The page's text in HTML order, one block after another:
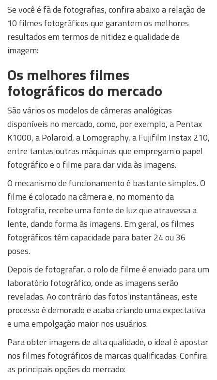
Se você é fã de fotografias, confira abaixo a relação de
10 filmes fotográficos que garantem os melhores
resultados em termos de nitidez e qualidade de
imagem:
Os melhores filmes
fotográficos do mercado
São vários os modelos de câmeras analógicas
disponíveis no mercado, como, por exemplo, a Pentax
K1000, a Polaroid, a Lomography, a Fujifilm Instax 210,
entre tantas outras máquinas que empregam o papel
fotográfico e o filme para dar vida às imagens.
O mecanismo de funcionamento é bastante simples. O
filme é colocado na câmera e, no momento da
fotografia, recebe uma fonte de luz que atravessa a
lente, dando forma às imagens. Em geral, os filmes
fotográficos têm capacidade para bater 24 ou 36
poses.
Depois de fotografar, o rolo de filme é enviado para um
laboratório fotográfico, onde as imagens serão
reveladas. Ao contrário das fotos instantâneas, este
processo é demorado e acaba criando uma expectativa
e uma empolgação maior nos usuários.
Para obter imagens de alta qualidade, o ideal é apostar
nos filmes fotográficos de marcas qualificadas. Confira
as principais opções do mercado: